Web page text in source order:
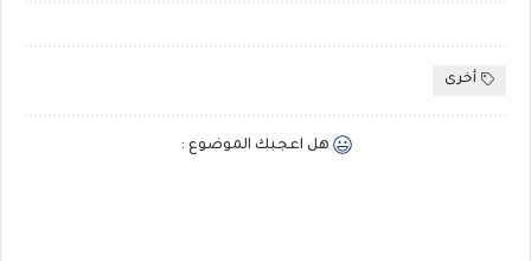
أخرى
هل اعجبك الموضوع :